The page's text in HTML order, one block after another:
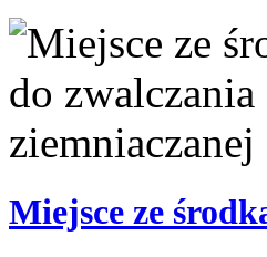
Miejsce ze